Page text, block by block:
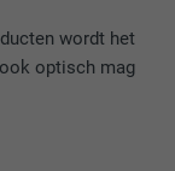
wordt het
optisch mag